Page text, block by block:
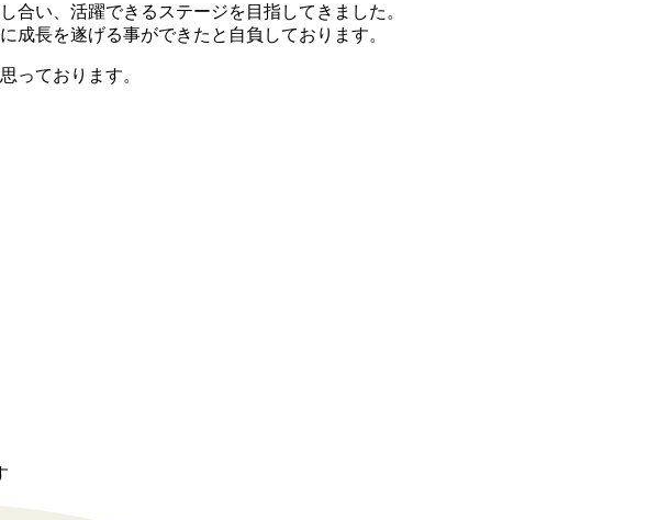
い、活躍できるステージを目指してきました。
成長を遂げる事ができたと自負しております。
っております。